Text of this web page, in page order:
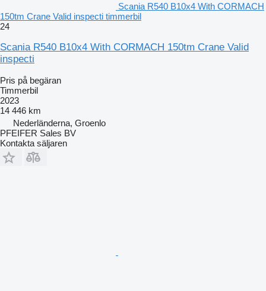
Scania R540 B10x4 With CORMACH
150tm Crane Valid inspecti timmerbil
24
Scania R540 B10x4 With CORMACH 150tm Crane Valid
inspecti
Pris på begäran
Timmerbil
2023
14 446 km
Nederländerna, Groenlo
PFEIFER Sales BV
Kontakta säljaren